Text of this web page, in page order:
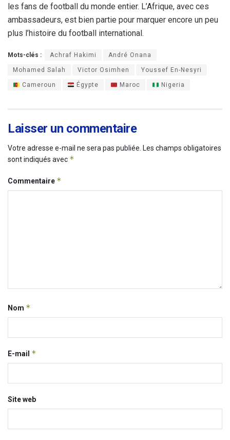
les fans de football du monde entier. L’Afrique, avec ces
ambassadeurs, est bien partie pour marquer encore un peu
plus l’histoire du football international.
Mots-clés : Achraf Hakimi André Onana
Mohamed Salah Victor Osimhen Youssef En-Nesyri
Cameroun Égypte Maroc Nigeria
Laisser un commentaire
Votre adresse e-mail ne sera pas publiée. Les champs obligatoires
sont indiqués avec *
Commentaire *
Nom *
E-mail *
Site web